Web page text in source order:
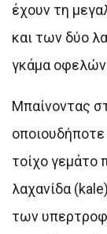
έχουν τη
και των δύο
γκάμα οφελών
Μπαίνοντας
τοίχο γεμάτο
λαχανίδα
των